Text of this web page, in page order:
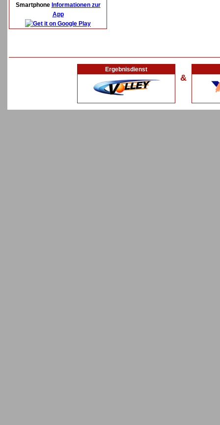
Smartphone Informationen zur
App
Ergebnisdienst
&